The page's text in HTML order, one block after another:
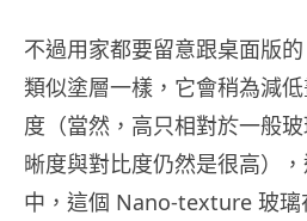
不過用家都要留意跟桌面版
類似塗層一樣，它會稍為減
度（當然，高只相對於一般
晰度與對比度仍然是很高）
中，這個 Nano-texture 玻璃